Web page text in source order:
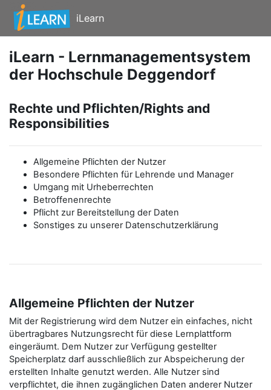
Zum Hauptinhalt
iLearn
iLearn - Lernmanagementsystem
der Hochschule Deggendorf
Rechte und Pflichten/Rights and
Responsibilities
Allgemeine Pflichten der Nutzer
Besondere Pflichten für Lehrende und Manager
Umgang mit Urheberrechten
Betroffenenrechte
Pflicht zur Bereitstellung der Daten
Sonstiges zu unserer Datenschutzerklärung
Allgemeine Pflichten der Nutzer
Mit der Registrierung wird dem Nutzer ein einfaches, nicht
übertragbares Nutzungsrecht für diese Lernplattform
eingeräumt. Dem Nutzer zur Verfügung gestellter
Speicherplatz darf ausschließlich zur Abspeicherung der
erstellten Inhalte genutzt werden. Alle Nutzer sind
verpflichtet, die ihnen zugänglichen Daten anderer Nutzer